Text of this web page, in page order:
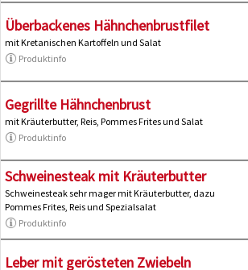
Überbackenes Hähnchenbrustfilet
mit Kretanischen Kartoffeln und Salat
Produktinfo
Gegrillte Hähnchenbrust
mit Kräuterbutter, Reis, Pommes Frites und Salat
Produktinfo
Schweinesteak mit Kräuterbutter
Schweinesteak sehr mager mit Kräuterbutter, dazu
Pommes Frites, Reis und Spezialsalat
Produktinfo
Leber mit gerösteten Zwiebeln